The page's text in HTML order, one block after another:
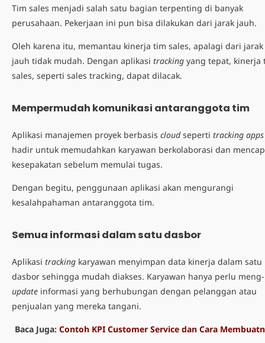
Tim sales menjadi salah satu bagian terpenting di banyak
perusahaan. Pekerjaan ini pun bisa dilakukan dari jarak jauh.
Oleh karena itu, memantau kinerja tim sales, apalagi dari jarak
jauh tidak mudah. Dengan aplikasi tracking yang tepat, kinerja
sales, seperti sales tracking, dapat dilacak.
Mempermudah komunikasi antaranggota tim
Aplikasi manajemen proyek berbasis cloudseperti tracking apps
hadir untuk memudahkan karyawan berkolaborasi dan
kesepakatan sebelum memulai tugas.
Dengan begitu, penggunaan aplikasi akan mengurangi
kesalahpahaman antaranggota tim.
Semua informasi dalam satu dasbor
Aplikasi tracking karyawan menyimpan data kinerja dalam satu
dasbor sehingga mudah diakses. Karyawan hanya perlu meng-
update informasi yang berhubungan dengan pelanggan atau
penjualan yang mereka tangani.
Baca Juga: Contoh KPI Customer Service dan Cara